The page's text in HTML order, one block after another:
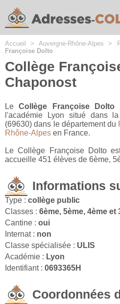
Accueil > Auvergne-Rhône-Alpes >
Françoise Dolto
Collège
Chaponost
LeCollège Françoise Dolto
l'académie Lyon situé dans
(69630) dans le département du
Rhône-Alpes en France.
Le Collège Françoise Dolto
accueille 451 élèves de 6ème,
Informations
Type : collège public
Classes : 6ème, 5ème, 4ème et
Cantine : oui
Internat : non
Classe spécialisée : ULIS
Académie : Lyon
Identifiant : 0693365H
Coordonnées